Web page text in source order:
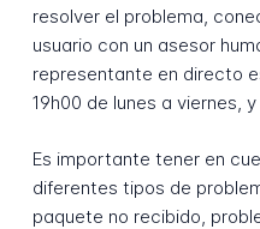
resolver el problema,
usuario con un asesor
representante en directo
19h00 de lunes a viernes,
Es importante tener en
diferentes tipos de
paquete no recibido,